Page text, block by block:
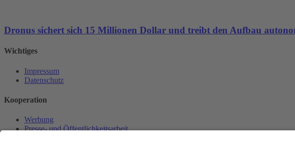
Dronus sichert sich 15 Millionen Dollar und treibt den Aufbau
Wichtiges
Impressum
Datenschutz
Kooperation
Werbung
Presse- und Öffentlichkeitsarbeit